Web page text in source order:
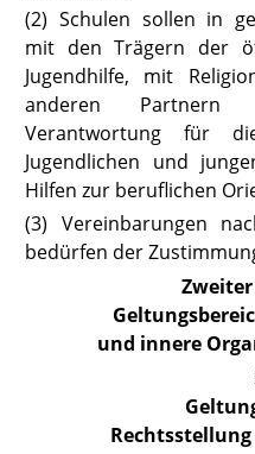
(2) Schulen sollen in
mit den Trägern der
Jugendhilfe, mit
anderen Partnern
Verantwortung für
Jugendlichen und
Hilfen zur beruflichen
(3) Vereinbarungen
bedürfen der
und innere